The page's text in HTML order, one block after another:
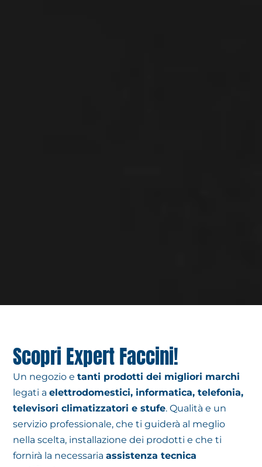
Scopri Expert Faccini!
Un negozio etanti prodotti dei migliori marchi
legati aelettrodomestici, informatica, telefonia,
televisori climatizzatori e stufe. Qualità e un
servizio professionale, che ti guiderà al meglio
nella scelta, installazione dei prodotti e che ti
fornirà la necessariaassistenza tecnica